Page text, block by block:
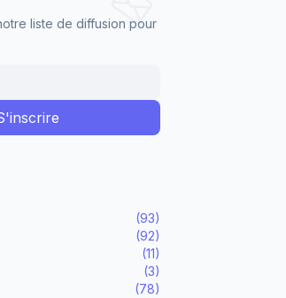
liste de diffusion pour
(93)
(92)
(11)
(3)
(78)